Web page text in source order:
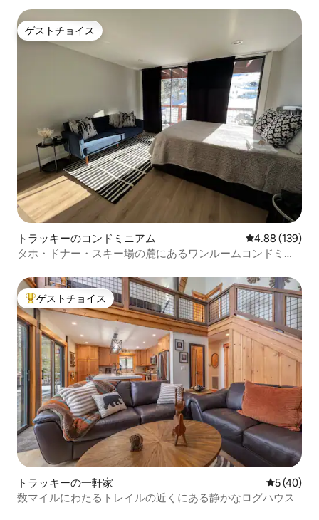
ゲストチョイス
ゲストチョイス
トラッキーのコンドミニアム レビュー139
4.88 (139)
タホ・ドナー・スキー場の麓にあるワンルームコンドミニ
大好評のゲストチョイスです。
ゲストチョイス
トラッキーの一軒家 レビュー
5 (40)
数マイルにわたるトレイルの近くにある静かなログハウス